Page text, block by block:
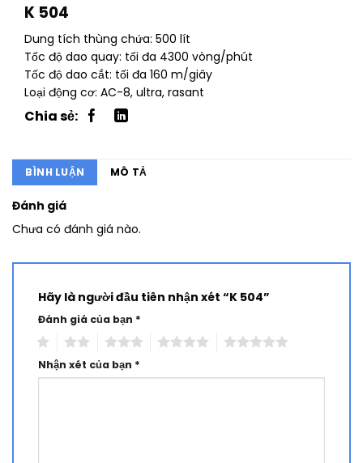
K 504
Dung tích thùng chứa: 500 lít
Tốc độ dao quay: tối đa 4300 vòng/phút
Tốc độ dao cắt: tối đa 160 m/giây
Loại động cơ: AC-8, ultra, rasant
BÌNH LUẬN MÔ TẢ
Đánh giá
Chưa có đánh giá nào.
Hãy là người đầu tiên nhận xét “K 504”
Đánh giá của bạn *
Nhận xét của bạn *